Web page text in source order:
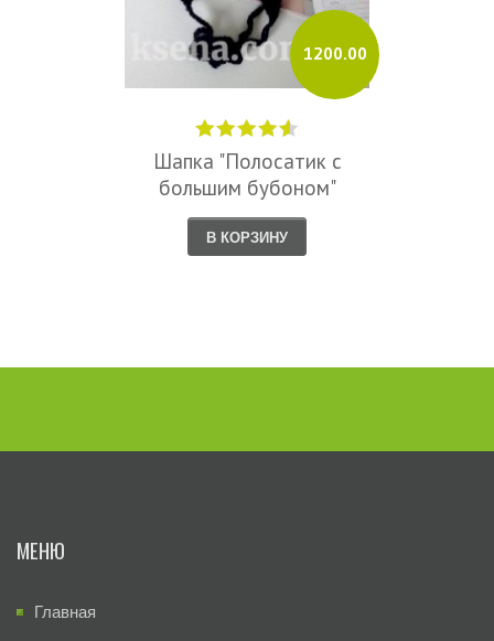
1200.00
Шапка "Полосатик с
большим бубоном"
В КОРЗИНУ
МЕНЮ
Главная